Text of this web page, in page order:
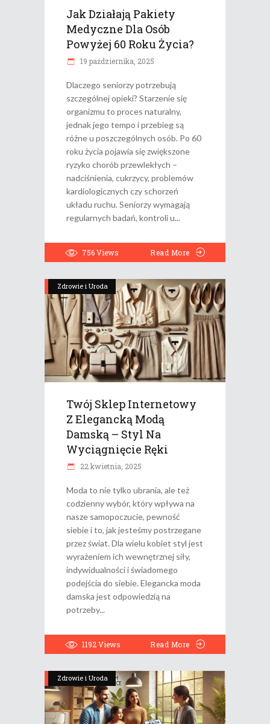
Jak Działają Pakiety
Medyczne Dla Osób
Powyżej 60 Roku Życia?
19 października, 2025
Dlaczego seniorzy potrzebują
szczególnej opieki? Starzenie się
organizmu to proces naturalny,
jednak jego tempo i przebieg są
różne u poszczególnych osób. Po 60
roku życia pojawia się zwiększone
ryzyko chorób przewlekłych –
nadciśnienia, cukrzycy, problemów
kardiologicznych czy schorzeń
układu ruchu. Seniorzy wymagają
regularnych badań, kontroli u
756Views Read More
Zdrowie i Uroda
Twój Sklep Internetowy
Z Elegancką Modą
Damską – Styl Na
Wyciągnięcie Ręki
22 kwietnia, 2025
Moda to nie tylko ubrania, ale też
codzienny wybór, który wpływa na
nasze samopoczucie, pewność
siebie i to, jak jesteśmy postrzegane
przez świat. Dla wielu kobiet styl jest
wyrażeniem ich wewnętrznej siły,
indywidualności i świadomego
podejścia do siebie. Elegancka moda
damska jest odpowiedzią na
potrzeby
1192Views Read More
Zdrowie i Uroda